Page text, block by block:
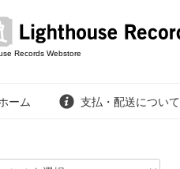
Records Webstore
ーム 支払・配送について